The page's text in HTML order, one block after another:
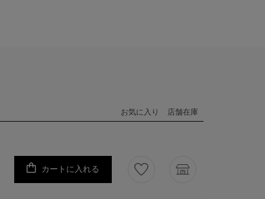
お気に入り 店舗在庫
カートに入れる